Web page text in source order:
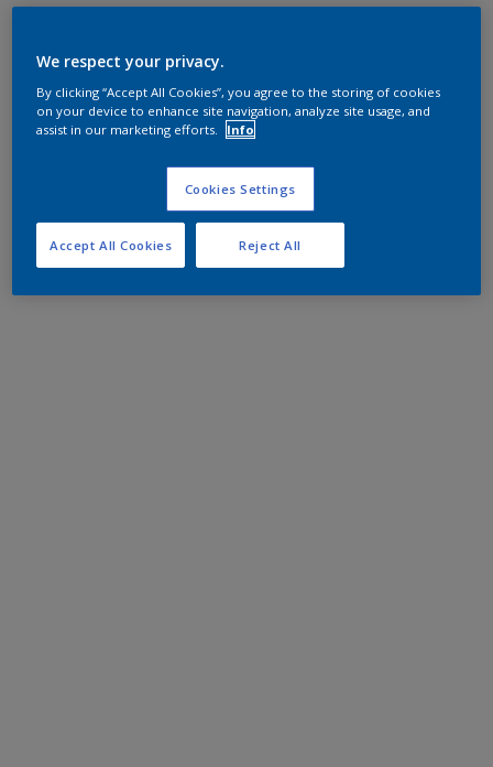
We respect your privacy.
By clicking “Accept All Cookies”, you agree to the storing of cookies
on your device to enhance site navigation, analyze site usage, and
assist in our marketing efforts.
Info
Cookies Settings
Reject All
Accept All Cookies